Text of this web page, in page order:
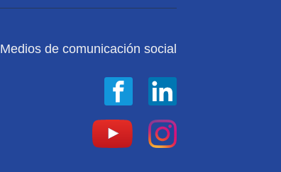
Medios de comunicación social